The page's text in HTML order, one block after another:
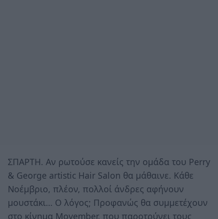
ΣΠΑΡΤΗ. Αν ρωτούσε κανείς την ομάδα του Perry
& George artistic Hair Salon θα μάθαινε. Κάθε
Νοέμβριο, πλέον, πολλοί άνδρες αφήνουν
μουστάκι… Ο λόγος; Προφανώς θα συμμετέχουν
στο κίνημα Movember, που παροτρύνει τους